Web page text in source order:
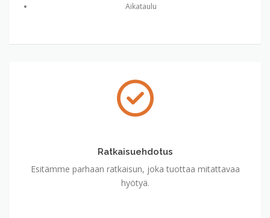
Aikataulu
Ratkaisuehdotus
Esitämme parhaan ratkaisun, joka tuottaa mitattavaa
hyötyä.